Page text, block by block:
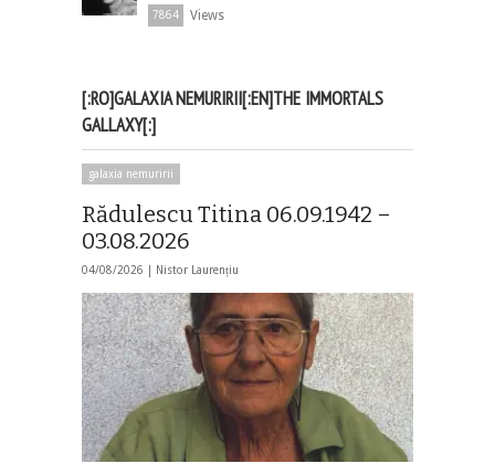
7864 Views
[:RO]GALAXIA NEMURIRII[:EN]THE IMMORTALS
GALLAXY[:]
galaxia nemuririi
Rădulescu Titina 06.09.1942 –
03.08.2026
04/08/2026 | Nistor Laurențiu